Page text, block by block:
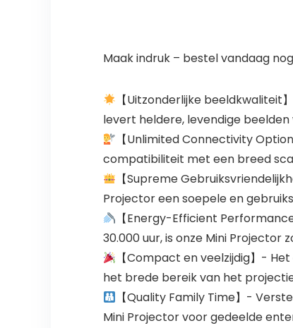
Maak indruk – bestel vandaag
【Uitzonderlijke
levert heldere, levendige
【Unlimited Connectivity
compatibiliteit met een breed
【Supreme
Projector een soepele en
【Energy-Efficient
30.000 uur, is onze Mini Projector
【Compact en veelzijdig】-
het brede bereik van het
【Quality Family Time】-
Mini Projector voor gedeelde